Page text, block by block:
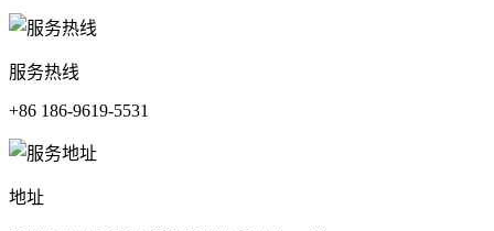
服务热线
+86 186-9619-5531
地址